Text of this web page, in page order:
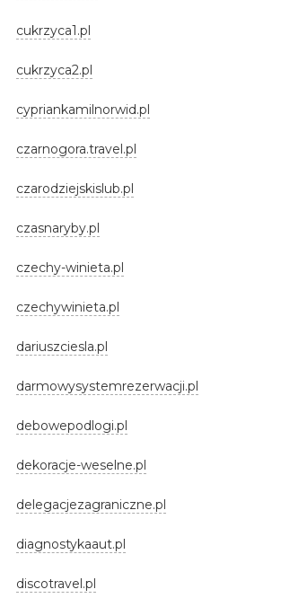
cukrzyca1.pl
cukrzyca2.pl
cypriankamilnorwid.pl
czarnogora.travel.pl
czarodziejskislub.pl
czasnaryby.pl
czechy-winieta.pl
czechywinieta.pl
dariuszciesla.pl
darmowysystemrezerwacji.pl
debowepodlogi.pl
dekoracje-weselne.pl
delegacjezagraniczne.pl
diagnostykaaut.pl
discotravel.pl